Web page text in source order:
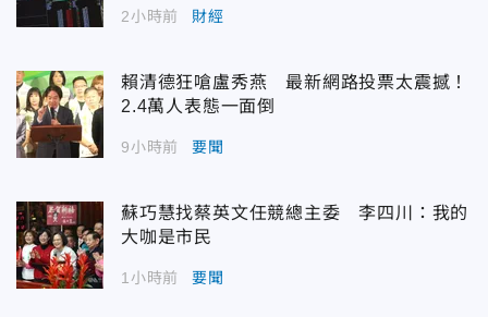
2小時前 財經
賴清德狂嗆盧秀燕 最新網路投票太震撼！
2.4萬人表態一面倒
9小時前 要聞
蘇巧慧找蔡英文任競總主委 李四川：我的
大咖是市民
1小時前 要聞